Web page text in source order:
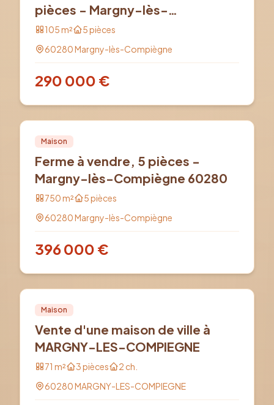
pièces - Margny-lès-
Compiègne 60280
105m² 5pièces
60280Margny-lès-Compiègne
290 000 €
Vente PRO
Maison
Ferme à vendre, 5 pièces -
Margny-lès-Compiègne 60280
750m² 5pièces
60280Margny-lès-Compiègne
396 000 €
Vente PRO
Maison
Vente d'une maison de ville à
MARGNY-LES-COMPIEGNE
71 m² 3pièces 2 ch.
60280MARGNY-LES-COMPIEGNE